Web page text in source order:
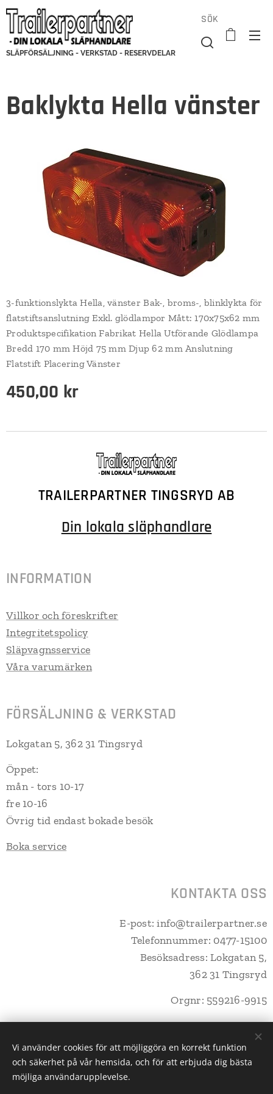
SLÄPFÖRSÄLJNING - VERKSTAD - RESERVDELAR
SÖK
Baklykta Hella vänster
3-funktionslykta Hella, vänster Bak-, broms-, blinklykta för
flatstiftsanslutning Exkl. glödlampor Mått: 170x75x62 mm
Produktspecifikation Fabrikat Hella Utförande Glödlampa
Bredd 170 mm Höjd 75 mm Djup 62 mm Anslutning
Flatstift Placering Vänster
450,00 kr
TRAILERPARTNER TINGSRYD AB
Din lokala släphandlare
INFORMATION
Villkor och föreskrifter
Integritetspolicy
Släpvagnsservice
Våra varumärken
FÖRSÄLJNING & VERKSTAD
Lokgatan 5, 362 31 Tingsryd
Öppet:
mån - tors 10-17
fre 10-16
Övrig tid endast bokade besök
Boka service
KONTAKTA OSS
E-post: info@trailerpartner.se
Telefonnummer: 0477-15100
Besöksadress: Lokgatan 5,
362 31 Tingsryd
Orgnr: 559216-9915
Trailerpartner Tingsryd AB Cookies
Vi använder cookies för att möjliggöra en korrekt funktion
och säkerhet på vår hemsida, och för att erbjuda dig bästa
möjliga användarupplevelse.